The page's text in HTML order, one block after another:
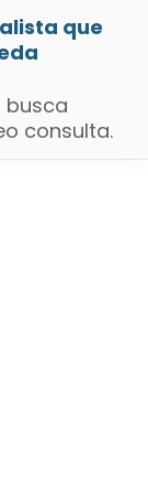
que
consulta.